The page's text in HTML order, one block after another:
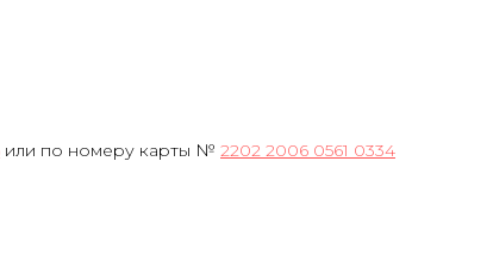
или по номеру карты № 2202 2006 0561 0334